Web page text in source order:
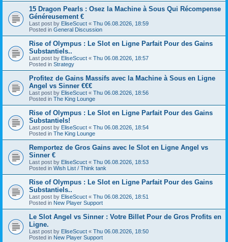
15 Dragon Pearls : Osez la Machine à Sous Qui Récompense
Généreusement €
Last post by EliseScuct « Thu 06.08.2026, 18:59
Posted in General Discussion
Rise of Olympus : Le Slot en Ligne Parfait Pour des Gains
Substantiels..
Last post by EliseScuct « Thu 06.08.2026, 18:57
Posted in Strategy
Profitez de Gains Massifs avec la Machine à Sous en Ligne
Angel vs Sinner €€€
Last post by EliseScuct « Thu 06.08.2026, 18:56
Posted in The King Lounge
Rise of Olympus : Le Slot en Ligne Parfait Pour des Gains
Substantiels!
Last post by EliseScuct « Thu 06.08.2026, 18:54
Posted in The King Lounge
Remportez de Gros Gains avec le Slot en Ligne Angel vs
Sinner €
Last post by EliseScuct « Thu 06.08.2026, 18:53
Posted in Wish List / Think tank
Rise of Olympus : Le Slot en Ligne Parfait Pour des Gains
Substantiels..
Last post by EliseScuct « Thu 06.08.2026, 18:51
Posted in New Player Support
Le Slot Angel vs Sinner : Votre Billet Pour de Gros Profits en
Ligne.
Last post by EliseScuct « Thu 06.08.2026, 18:50
Posted in New Player Support